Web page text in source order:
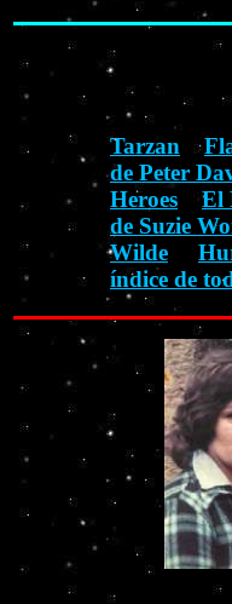
Tarzan
de Peter
Heroes
El
de Suzie
Wilde
índice de